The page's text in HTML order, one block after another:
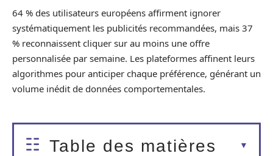
64 % des utilisateurs européens affirment ignorer
systématiquement les publicités recommandées, mais 37
% reconnaissent cliquer sur au moins une offre
personnalisée par semaine. Les plateformes affinent leurs
algorithmes pour anticiper chaque préférence, générant un
volume inédit de données comportementales.
Table des matières